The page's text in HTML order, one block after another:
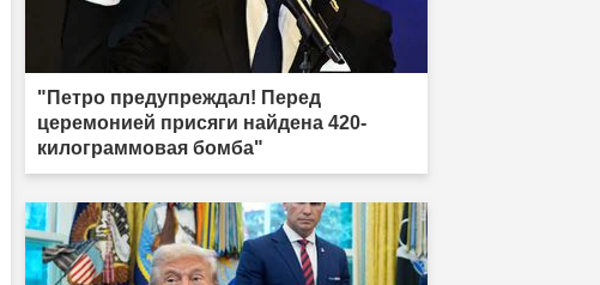
"Петро предупреждал! Перед
церемонией присяги найдена 420-
килограммовая бомба"